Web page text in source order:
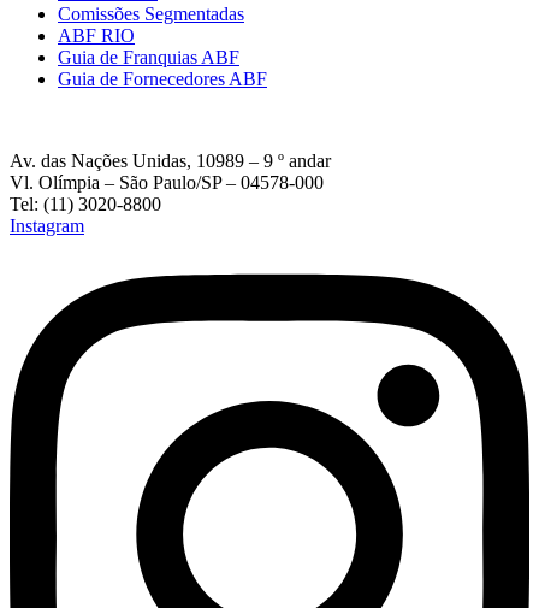
Comissões Segmentadas
ABF RIO
Guia de Franquias ABF
Guia de Fornecedores ABF
Av. das Nações Unidas, 10989 – 9 º andar
Vl. Olímpia – São Paulo/SP – 04578-000
Tel: (11) 3020-8800
Instagram